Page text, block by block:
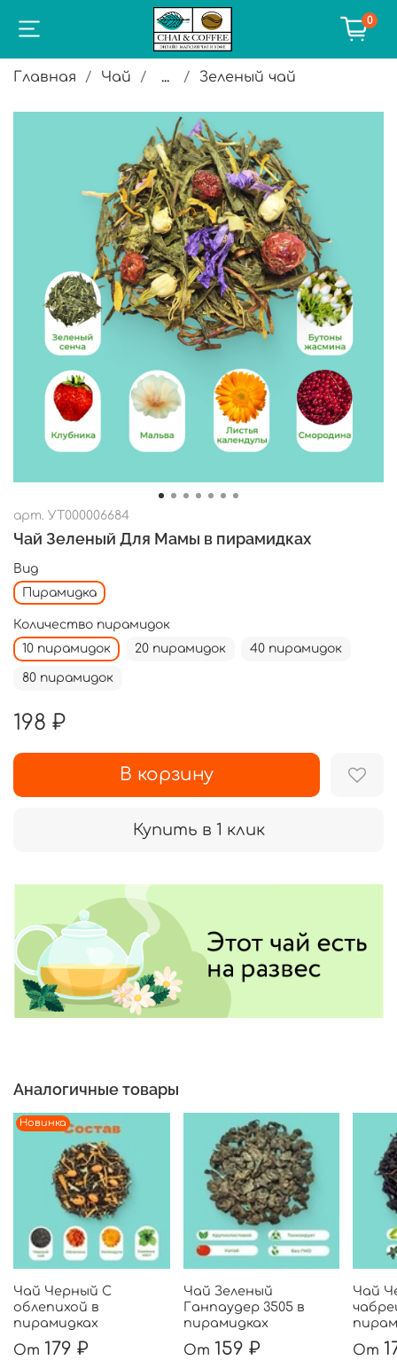
0
Главная Чай ... Зеленый чай
арт. УТ000006684
Чай Зеленый Для Мамы в пирамидках
Вид
Пирамидка
Количество пирамидок
10 пирамидок
20 пирамидок 40 пирамидок
80 пирамидок
198 ₽
В корзину
Купить в 1 клик
Аналогичные товары
Новинка
Чай Черный С
облепихой в
пирамидках
От 179 ₽
Чай Зеленый
Ганпаудер 3505 в
пирамидках
От 159 ₽
Чай
От